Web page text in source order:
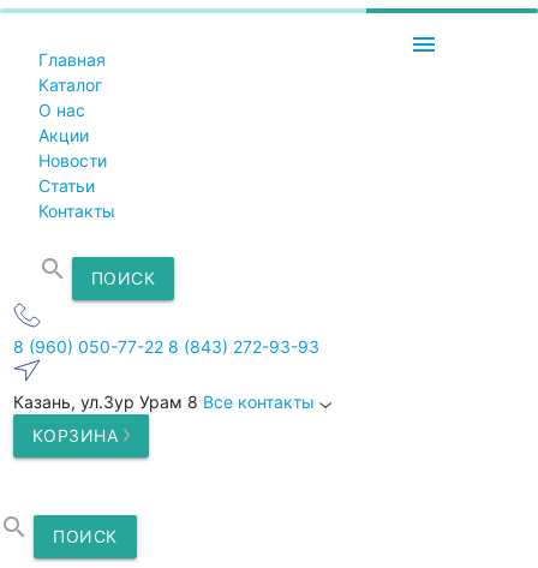
menu
Главная
Каталог
О нас
Акции
Новости
Статьи
Контакты
search ПОИСК
8 (960) 050-77-22 8 (843) 272-93-93
Казань, ул.Зур Урам 8 Все контакты
КОРЗИНА
search ПОИСК